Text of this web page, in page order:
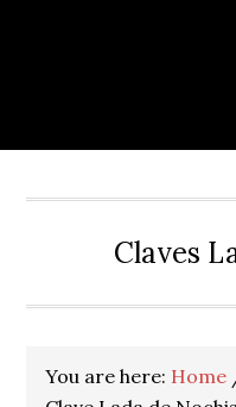
Claves
You are here: Home